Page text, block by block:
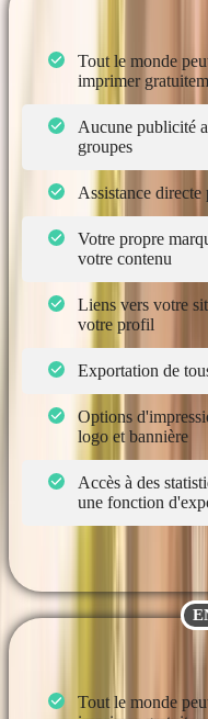
Tout le monde
imprimer
Aucune publicité
groupes
Assistance directe
Votre propre
votre contenu
Liens vers votre
votre profil
Exportation de
Options
logo et bannière
Accès à des
une fonction
Tout le monde